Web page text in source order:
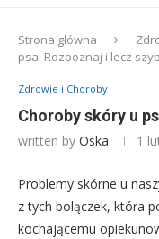
Strona główna
psa: Rozpoznaj i lecz
Zdrowie i Choroby
Choroby skóry u
written by Oska 1
Problemy skórne u
z tych bolączek, która
kochającemu